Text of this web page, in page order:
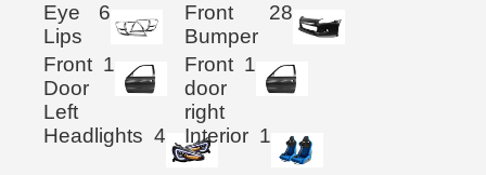
Eye
Lips
6
Front
Bumper
28
Front
Door
Left
1
Front
door
right
1
Headlights 4 Interior 1